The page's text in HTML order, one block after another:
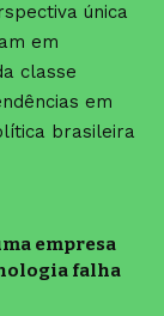
única
em
classe
em
brasileira
empresa
falha